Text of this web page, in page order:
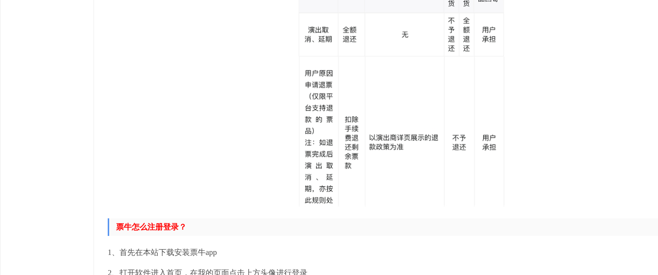
票牛怎么注册登录？
1、首先在本站下载安装票牛app
2、打开软件进入首页，在我的页面点击上方头像进行登录